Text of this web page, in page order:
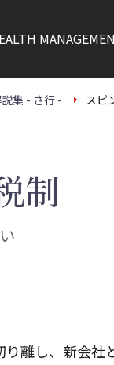
集 - さ行 - スピ
制
離し、新会